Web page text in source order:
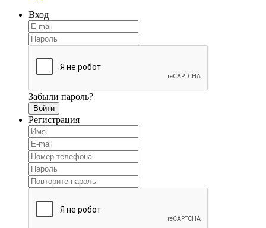
Вход
Забыли пароль?
Регистрация